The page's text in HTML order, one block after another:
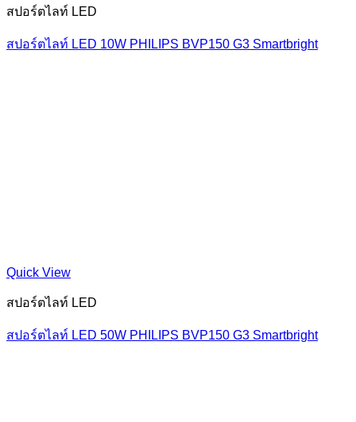
สปอร์ตไลท์ LED
สปอร์ตไลท์ LED 10W PHILIPS BVP150 G3 Smartbright
Quick View
สปอร์ตไลท์ LED
สปอร์ตไลท์ LED 50W PHILIPS BVP150 G3 Smartbright